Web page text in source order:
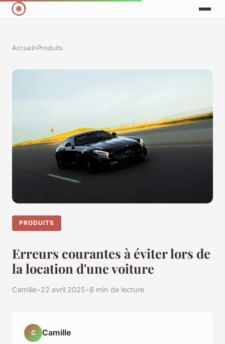
Accueil›Produits
PRODUITS
Erreurs courantes à éviter lors de
la location d'une voiture
Camille•22 avril 2025•8 min de lecture
C Camille